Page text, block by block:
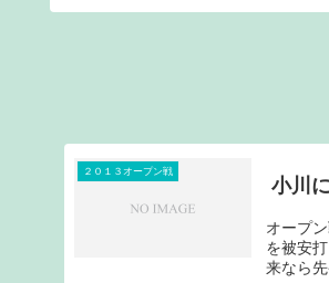
２０１３オープン戦
小川
オープ
を被安
来なら